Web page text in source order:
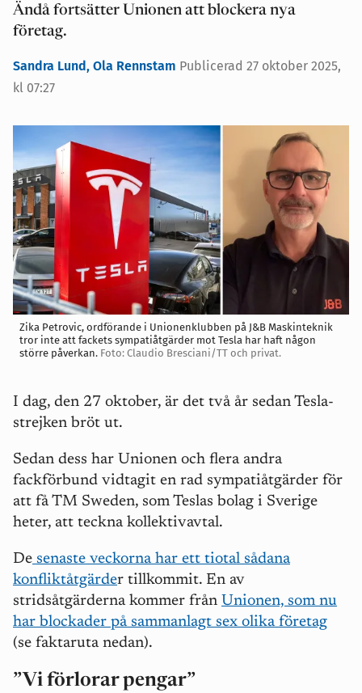
Ändå fortsätter Unionen att blockera nya
företag.
Sandra Lund, Ola Rennstam Publicerad 27 oktober 2025,
kl 07:27
Zika Petrovic, ordförande i Unionenklubben på J&B Maskinteknik
tror inte att fackets sympatiåtgärder mot Tesla har haft någon
större påverkan. Foto: Claudio Bresciani/TT och privat.
I dag, den 27 oktober, är det två år sedan Tesla-
strejken bröt ut.
Sedan dess har Unionen och flera andra
fackförbund vidtagit en rad sympatiåtgärder för
att få TM Sweden, som Teslas bolag i Sverige
heter, att teckna kollektivavtal.
De senaste veckorna har ett tiotal sådana
konfliktåtgärder tillkommit. En av
stridsåtgärderna kommer från Unionen, som nu
har blockader på sammanlagt sex olika företag
(se faktaruta nedan).
”Vi förlorar pengar”